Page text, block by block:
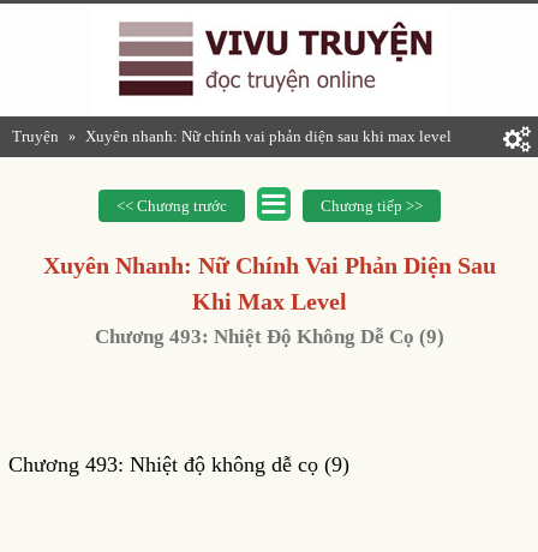
Truyện » Xuyên nhanh: Nữ chính vai phản diện sau khi max level
<< Chương trước Chương tiếp >>
Xuyên Nhanh: Nữ Chính Vai Phản Diện Sau
Khi Max Level
Chương 493: Nhiệt Độ Không Dễ Cọ (9)
Chương 493: Nhiệt độ không dễ cọ (9)